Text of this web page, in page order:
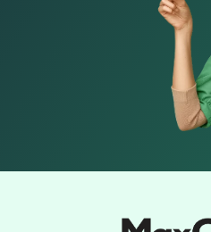
2010 Red Arrow Trl,